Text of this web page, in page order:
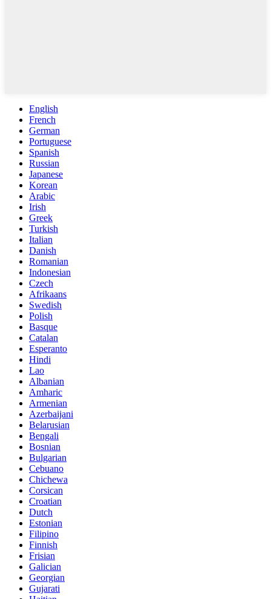
English
French
German
Portuguese
Spanish
Russian
Japanese
Korean
Arabic
Irish
Greek
Turkish
Italian
Danish
Romanian
Indonesian
Czech
Afrikaans
Swedish
Polish
Basque
Catalan
Esperanto
Hindi
Lao
Albanian
Amharic
Armenian
Azerbaijani
Belarusian
Bengali
Bosnian
Bulgarian
Cebuano
Chichewa
Corsican
Croatian
Dutch
Estonian
Filipino
Finnish
Frisian
Galician
Georgian
Gujarati